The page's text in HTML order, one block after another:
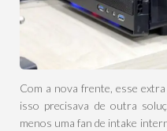
Com a nova frente, esse
isso precisava de outra
menos uma fan de intake